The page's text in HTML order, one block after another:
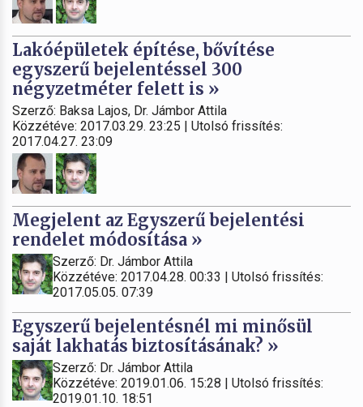
Lakóépületek építése, bővítése
egyszerű bejelentéssel 300
négyzetméter felett is »
Szerző: Baksa Lajos, Dr. Jámbor Attila
Közzétéve: 2017.03.29. 23:25 | Utolsó frissítés:
2017.04.27. 23:09
Megjelent az Egyszerű bejelentési
rendelet módosítása »
Szerző: Dr. Jámbor Attila
Közzétéve: 2017.04.28. 00:33 | Utolsó frissítés:
2017.05.05. 07:39
Egyszerű bejelentésnél mi minősül
saját lakhatás biztosításának? »
Szerző: Dr. Jámbor Attila
Közzétéve: 2019.01.06. 15:28 | Utolsó frissítés:
2019.01.10. 18:51